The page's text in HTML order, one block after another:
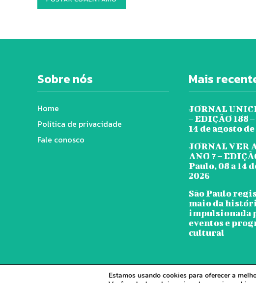
Sobre nós
Home
Política de privacidade
Fale conosco
Mais
JORNAL
– EDIÇÃO 188
14 de agosto
JORNAL VER
ANO 7 –
Paulo, 08 a 14
2026
São Paulo
maio da
impulsionada
eventos e
cultural
Estamos usando cookies para oferecer a